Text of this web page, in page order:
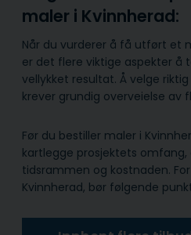
maler i Kvinnherad:
Når du vurderer å få utført et
er det flere viktige aspekter å
vellykket resultat. Å velge
krever grundig overveielse av
Før du bestiller maler i
kartlegge prosjektets
tidsrammen og kostnaden.
Kvinnherad, bør følgende